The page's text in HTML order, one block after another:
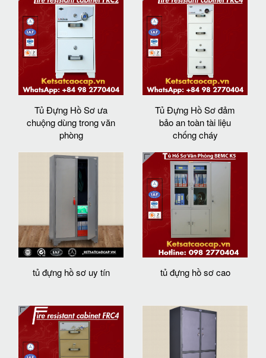
Tủ Đựng Hồ Sơ ưa
chuộng dùng trong văn
phòng
Tủ Đựng Hồ Sơ đảm
bảo an toàn tài liệu
chống cháy
tủ đựng hồ sơ uy tín tủ đựng hồ sơ cao